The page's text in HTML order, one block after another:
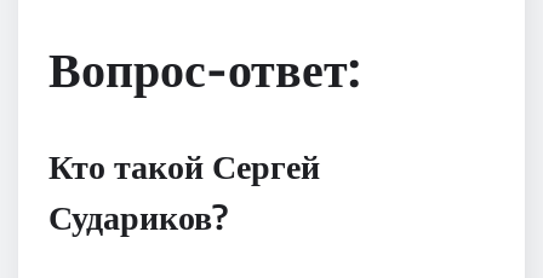
Вопрос-ответ:
Кто такой Сергей
Судариков?